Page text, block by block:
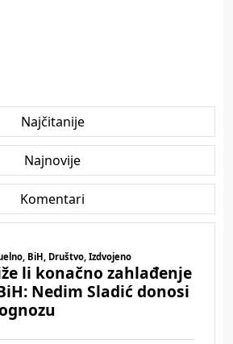
Najčitanije
Najnovije
Komentari